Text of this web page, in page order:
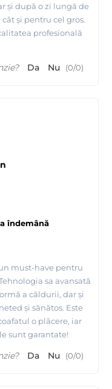
și după o zi lungă de
și pentru cel gros.
profesională
Da Nu (0/0)
îndemână
must-have pentru
sa avansată
a căldurii, dar și
și sănătos. Este
o plăcere, iar
sunt garantate!
Da Nu (0/0)